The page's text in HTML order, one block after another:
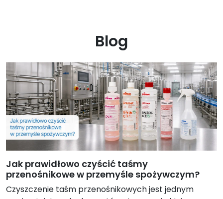
Blog
Jak prawidłowo czyścić taśmy
przenośnikowe w przemyśle spożywczym?
Czyszczenie taśm przenośnikowych jest jednym